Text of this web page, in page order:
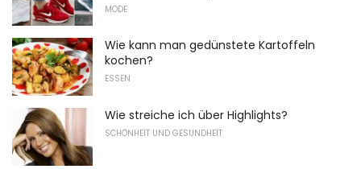
MODE
Wie kann man gedünstete Kartoffeln
kochen?
ESSEN
Wie streiche ich über Highlights?
SCHÖNHEIT UND GESUNDHEIT